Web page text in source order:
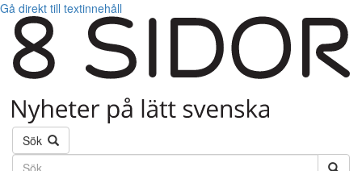
Gå direkt till textinnehåll
Sök
Söktext